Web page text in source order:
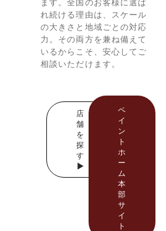
れ続ける理由は、スケール
の大きさと地域ごとの対応
力。その両方を兼ね備えて
いるからこそ、安心してご
相談いただけます。
店
舗
を
探
す
▶
ペ
イ
ン
ト
ホ
ー
ム
本
部
サ
イ
ト